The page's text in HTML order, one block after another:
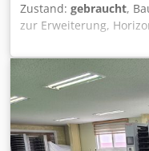
Zustand: gebraucht,
zur Erweiterung,
Der Horizon VAC-
für das VAC-1000
VAC-1000a Turm
Display und ist
Besondere Merkmale -
Nepfx Ab Rsck -